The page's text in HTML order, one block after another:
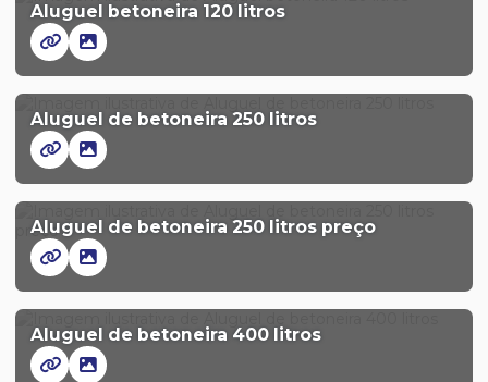
Aluguel betoneira 120 litros
Aluguel de betoneira 250 litros
Aluguel de betoneira 250 litros preço
Aluguel de betoneira 400 litros